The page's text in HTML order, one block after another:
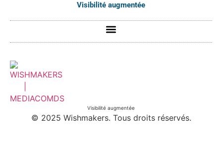
Visibilité augmentée
Visibilité augmentée
© 2025 Wishmakers. Tous droits réservés.